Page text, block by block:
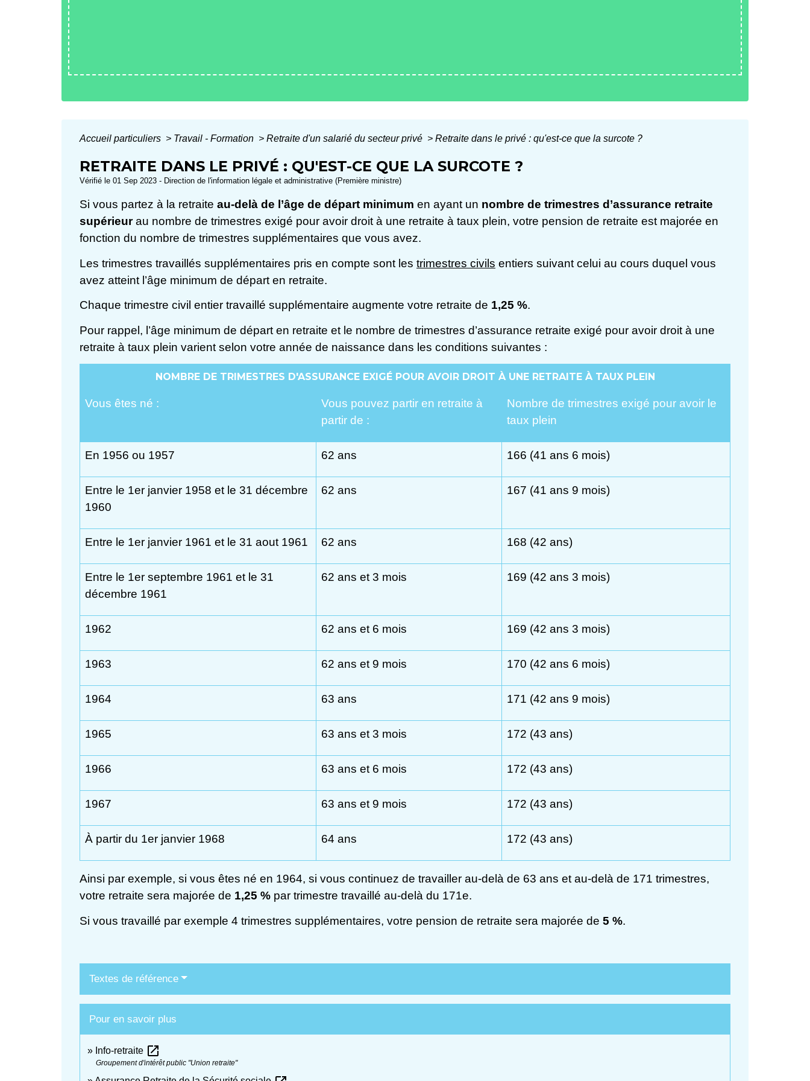
Accueil particuliers > Travail - Formation > Retraite d'un salarié du secteur privé > Retraite dans le privé : qu'est-ce que la surcote ?
RETRAITE DANS LE PRIVÉ : QU'EST-CE QUE LA SURCOTE ?
Vérifié le 01 Sep 2023 - Direction de l'information légale et administrative (Première ministre)
Si vous partez à la retraite au-delà de l’âge de départ minimum en ayant un nombre de trimestres d’assurance retraite
supérieurau nombre de trimestres exigé pour avoir droit à une retraite à taux plein, votre pension de retraite est majorée en
fonction du nombre de trimestres supplémentaires que vous avez.
Les trimestres travaillés supplémentaires pris en compte sont les trimestres civils entiers suivant celui au cours duquel vous
avez atteint l’âge minimum de départ en retraite.
Chaque trimestre civil entier travaillé supplémentaire augmente votre retraite de 1,25 %.
Pour rappel, l’âge minimum de départ en retraite et le nombre de trimestres d’assurance retraite exigé pour avoir droit à une
retraite à taux plein varient selon votre année de naissance dans les conditions suivantes :
NOMBRE DE TRIMESTRES D'ASSURANCE EXIGÉ POUR AVOIR DROIT À UNE RETRAITE À TAUX PLEIN
Vous êtes né :
Vous pouvez partir en retraite à
partir de :
Nombre de trimestres exigé pour avoir le
taux plein
En 1956 ou 1957 62 ans 166 (41 ans 6 mois)
Entre le 1er janvier 1958 et le 31 décembre
1960
62 ans 167 (41 ans 9 mois)
Entre le 1er janvier 1961 et le 31 aout 1961 62 ans 168 (42 ans)
Entre le 1er septembre 1961 et le 31
décembre 1961
62 ans et 3 mois 169 (42 ans 3 mois)
1962 62 ans et 6 mois 169 (42 ans 3 mois)
1963 62 ans et 9 mois 170 (42 ans 6 mois)
1964 63 ans 171 (42 ans 9 mois)
1965 63 ans et 3 mois 172 (43 ans)
1966 63 ans et 6 mois 172 (43 ans)
1967 63 ans et 9 mois 172 (43 ans)
À partir du 1er janvier 1968 64 ans 172 (43 ans)
Ainsi par exemple, si vous êtes né en 1964, si vous continuez de travailler au-delà de 63 ans et au-delà de 171 trimestres,
votre retraite sera majorée de 1,25 % par trimestre travaillé au-delà du 171e.
Si vous travaillé par exemple 4 trimestres supplémentaires, votre pension de retraite sera majorée de 5 %.
Textes de référence
Pour en savoir plus
Info-retraite open_in_new
Groupement d'intérêt public "Union retraite"